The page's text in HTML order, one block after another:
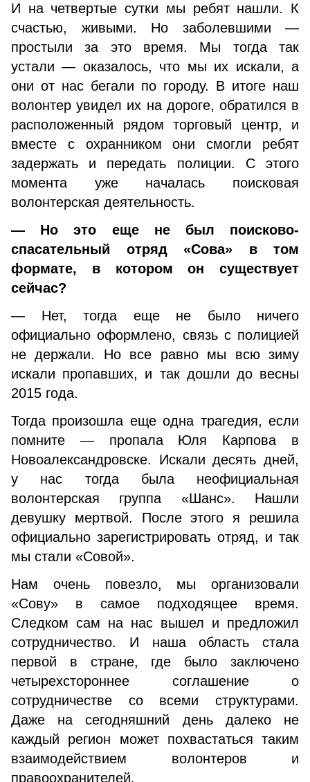
И на четвертые сутки мы ребят нашли. К
счастью, живыми. Но заболевшими —
простыли за это время. Мы тогда так
устали — оказалось, что мы их искали, а
они от нас бегали по городу. В итоге наш
волонтер увидел их на дороге, обратился в
расположенный рядом торговый центр, и
вместе с охранником они смогли ребят
задержать и передать полиции. С этого
момента уже началась поисковая
волонтерская деятельность.
— Но это еще не был поисково-
спасательный отряд «Сова» в том
формате, в котором он существует
сейчас?
— Нет, тогда еще не было ничего
официально оформлено, связь с полицией
не держали. Но все равно мы всю зиму
искали пропавших, и так дошли до весны
2015 года.
Тогда произошла еще одна трагедия, если
помните — пропала Юля Карпова в
Новоалександровске. Искали десять дней,
у нас тогда была неофициальная
волонтерская группа «Шанс». Нашли
девушку мертвой. После этого я решила
официально зарегистрировать отряд, и так
мы стали «Совой».
Нам очень повезло, мы организовали
«Сову» в самое подходящее время.
Следком сам на нас вышел и предложил
сотрудничество. И наша область стала
первой в стране, где было заключено
четырехстороннее соглашение о
сотрудничестве со всеми структурами.
Даже на сегодняшний день далеко не
каждый регион может похвастаться таким
взаимодействием волонтеров и
правоохранителей.